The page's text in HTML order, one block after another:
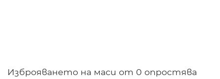
Изброяването на маси от 0 опростява